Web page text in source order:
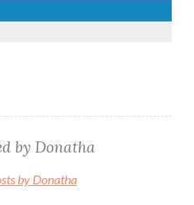
by Donatha
by Donatha